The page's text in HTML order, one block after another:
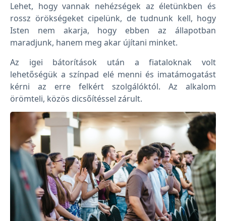
Lehet, hogy vannak nehézségek az életünkben és
rossz örökségeket cipelünk, de tudnunk kell, hogy
Isten nem akarja, hogy ebben az állapotban
maradjunk, hanem meg akar újítani minket.
Az igei bátorítások után a fiataloknak volt
lehetőségük a színpad elé menni és imatámogatást
kérni az erre felkért szolgálóktól. Az alkalom
örömteli, közös dicsőítéssel zárult.